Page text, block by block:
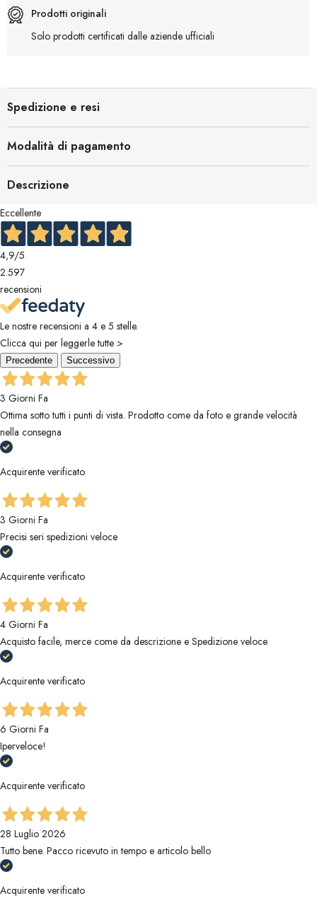
Prodotti originali
Solo prodotti certificati dalle aziende ufficiali
Spedizione e resi
Modalità di pagamento
Descrizione
Eccellente
4,9/5
2.597
recensioni
Le nostre recensioni a 4 e 5 stelle.
Clicca qui per leggerle tutte >
Precedente Successivo
3 Giorni Fa
Ottima sotto tutti i punti di vista. Prodotto come da foto e grande velocità
nella consegna
Acquirente verificato
3 Giorni Fa
Precisi seri spedizioni veloce
Acquirente verificato
4 Giorni Fa
Acquisto facile, merce come da descrizione e Spedizione veloce
Acquirente verificato
6 Giorni Fa
Iperveloce!
Acquirente verificato
28 Luglio 2026
Tutto bene. Pacco ricevuto in tempo e articolo bello
Acquirente verificato